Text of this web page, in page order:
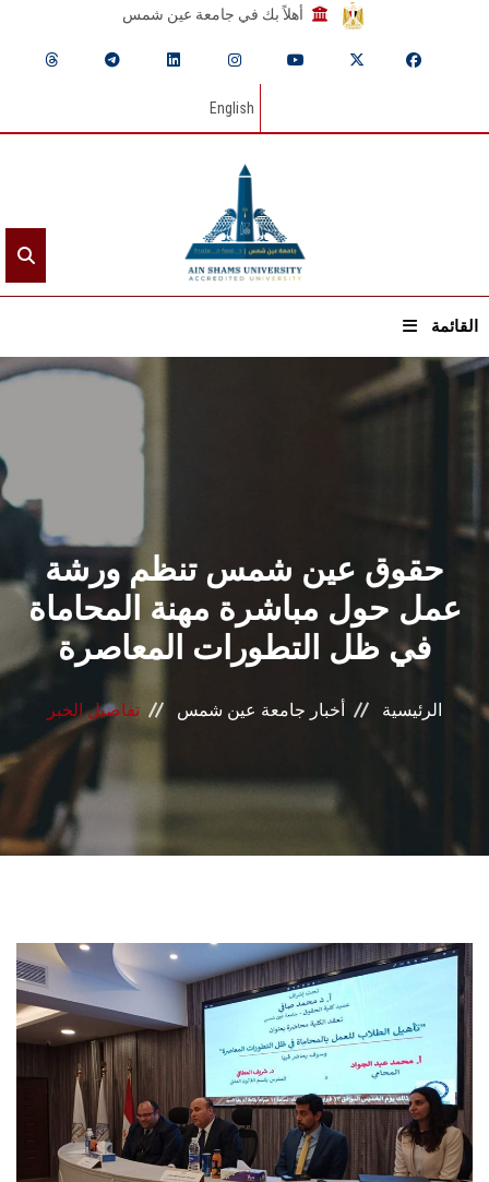
أهلاً بك في جامعة عين شمس
English
القائمة
الرئيسيـة
القطاعـات
الشئون الأكاديمية
البحث العلمي
المراكز والوحدات
الأنظمة الذكية
الطلاب
هيئة التدريس
الدراسات العليا
الخريجين
حقوق عين شمس تنظم ورشة
عمل حول مباشرة مهنة المحاماة
في ظل التطورات المعاصرة
الرئيسية أخبار جامعة عين شمس تفاصيل الخبر